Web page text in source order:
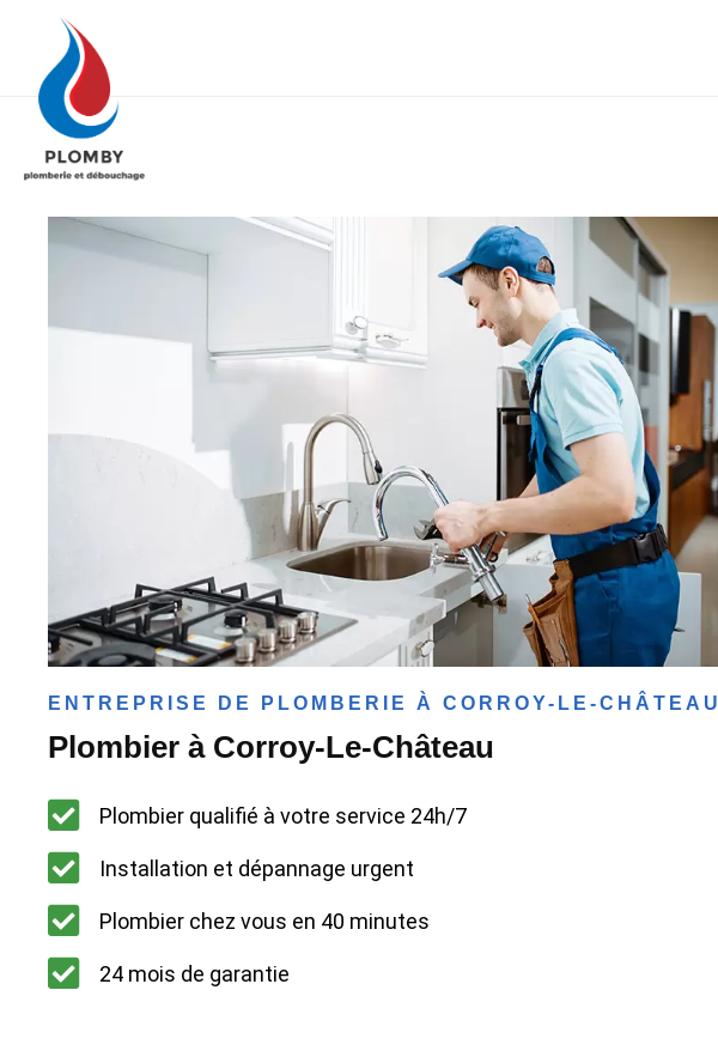
ENTREPRISE DE PLOMBERIE À CORROY-LE-CHÂTEAU
Plombier à Corroy-Le-Château
Plombier qualifié à votre service 24h/7
Installation et dépannage urgent
Plombier chez vous en 40 minutes
24 mois de garantie